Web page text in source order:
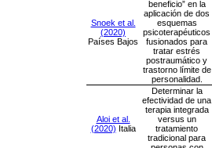
Snoek et al.
(2020)
Países Bajos
beneficio” en la
aplicación de dos
esquemas
psicoterapéuticos
fusionados para
tratar estrés
postraumático y
trastorno límite de
personalidad.
Aloi et al.
(2020) Italia
Determinar la
efectividad de una
terapia integrada
versus un
tratamiento
tradicional para